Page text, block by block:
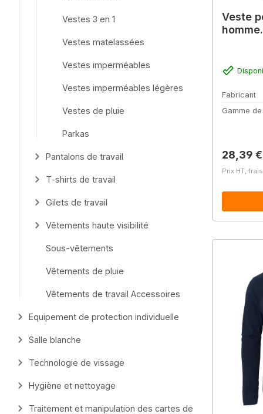
Vestes 3 en 1
Vestes matelassées
Vestes imperméables
Vestes imperméables légères
Vestes de pluie
Parkas
Pantalons de travail
T-shirts de travail
Gilets de travail
Vêtements haute visibilité
Sous-vêtements
Vêtements de pluie
Vêtements de travail Accessoires
Equipement de protection individuelle
Salle blanche
Technologie de vissage
Hygiène et nettoyage
Traitement et manipulation des cartes de
Veste
Fabricant
Gamme
Prix
28,39 €
Prix HT,